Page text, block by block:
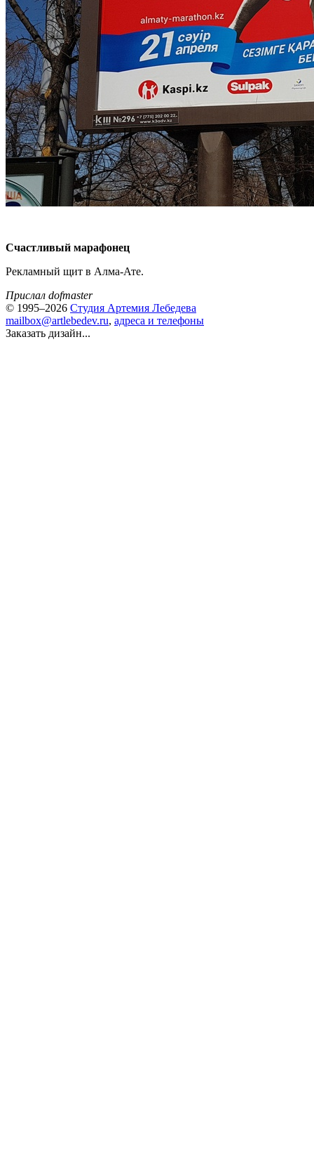
Счастливый марафонец
Рекламный щит в Алма-Ате.
Прислал dofmaster
© 1995–2026 Студия Артемия Лебедева
mailbox@artlebedev.ru, адреса и телефоны
Заказать дизайн...